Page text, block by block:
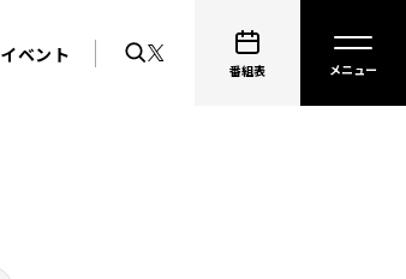
イベント
番組表